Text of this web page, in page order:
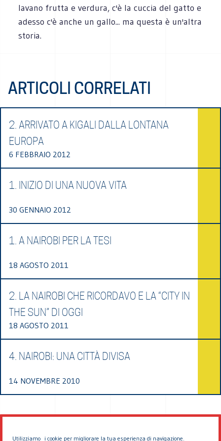
Utilizziamo i cookie per migliorare la tua esperienza di navigazione.
lavano frutta e verdura, c'è la cuccia del gatto e
adesso c'è anche un gallo... ma questa è un'altra
storia.
ARTICOLI CORRELATI
2. ARRIVATO A KIGALI DALLA LONTANA
EUROPA
6 FEBBRAIO 2012
1. INIZIO DI UNA NUOVA VITA
30 GENNAIO 2012
1. A NAIROBI PER LA TESI
18 AGOSTO 2011
2. LA NAIROBI CHE RICORDAVO E LA “CITY IN
THE SUN” DI OGGI
18 AGOSTO 2011
4. NAIROBI: UNA CITTÀ DIVISA
14 NOVEMBRE 2010